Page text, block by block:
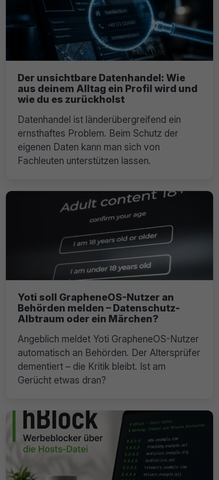
Der unsichtbare Datenhandel: Wie
aus deinem Alltag ein Profil wird und
wie du es zurückholst
Datenhandel ist länderübergreifend ein
ernsthaftes Problem. Beim Schutz der
eigenen Daten kann man sich von
Fachleuten unterstützen lassen.
Yoti soll GrapheneOS-Nutzer an
Behörden melden – Datenschutz-
Albtraum oder ein Märchen?
Angeblich meldet Yoti GrapheneOS-Nutzer
automatisch an Behörden. Der Altersprüfer
dementiert – die Kritik bleibt. Ist am
Gerücht etwas dran?